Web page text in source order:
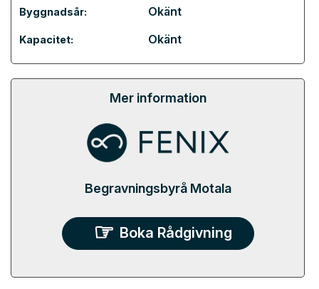
Byggnadsår: Okänt
Kapacitet: Okänt
Mer information
Begravningsbyrå Motala
Boka Rådgivning